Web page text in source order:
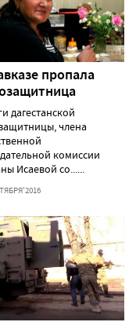
пропала
дагестанской
члена
комиссии
Исаевой со......